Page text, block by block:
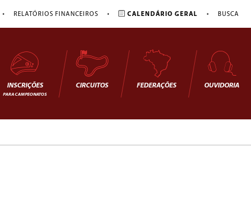
• RELATÓRIOS FINANCEIROS • CALENDÁRIO GERAL • BUSCA
INSCRIÇÕES
PARA CAMPEONATOS
CIRCUITOS FEDERAÇÕES OUVIDORIA